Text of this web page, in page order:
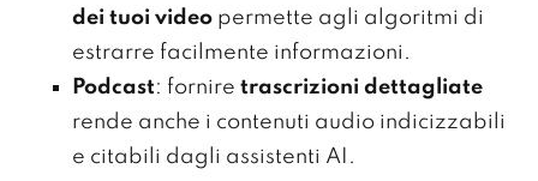
dei tuoi video permette agli algoritmi di
estrarre facilmente informazioni.
Podcast: fornire trascrizioni dettagliate
rende anche i contenuti audio indicizzabili
e citabili dagli assistenti AI.